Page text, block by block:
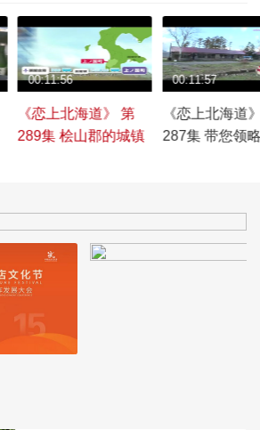
《恋上北海道》 第
289集 桧山郡的城镇
00:11:56
《恋上北海道
287集 带您领
00:11:57